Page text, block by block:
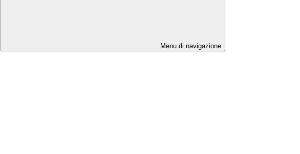
Menu di navigazione